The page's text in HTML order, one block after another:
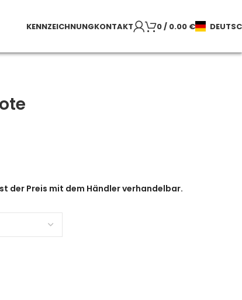
KENNZEICHNUNGKONTAKT 0/ 0.00 €
der Preis mit dem Händler verhandelbar.